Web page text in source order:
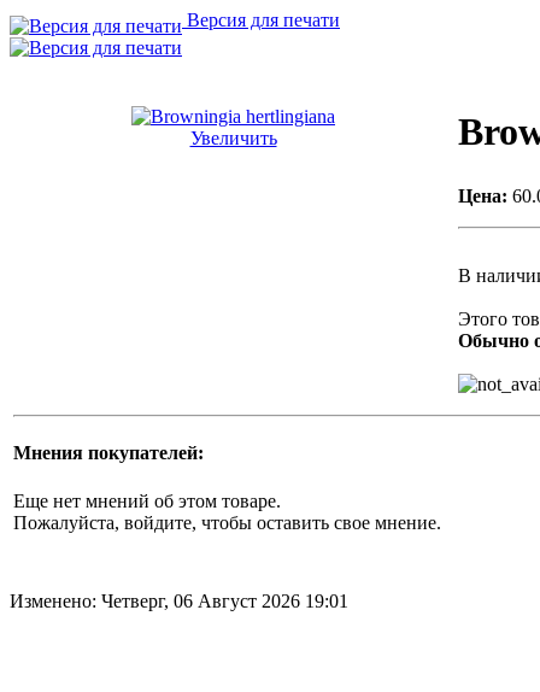
Версия для печати
Увеличить
Цена:
В
Этого
Обычно
Мнения покупателей:
Еще нет мнений об этом товаре.
Пожалуйста, войдите, чтобы оставить свое мнение.
Изменено: Четверг, 06 Август 2026 19:01